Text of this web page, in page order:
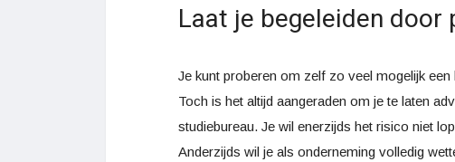
Laat je begeleiden door
Je kunt proberen om zelf zo veel mogelijk
Toch is het altijd aangeraden om je te laten
studiebureau. Je wil enerzijds het risico niet
Anderzijds wil je als onderneming volledig